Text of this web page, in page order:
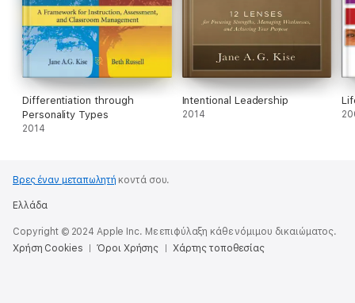
Differentiation through
Personality Types
2014
Intentional Leadership
2014
Βρες έναν μεταπωλητή κοντά σου.
Ελλάδα
Copyright © 2024 Apple Inc. Με επιφύλαξη κάθε νόμιμου δικαιώματος.
Χρήση Cookies
Όροι Χρήσης Χάρτης τοποθεσίας